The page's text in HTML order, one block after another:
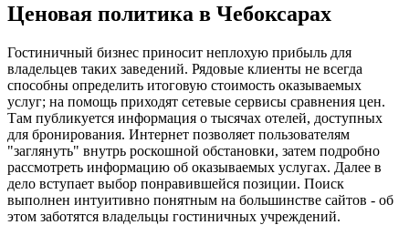
Ценовая политика в Чебоксарах
Гостиничный бизнес приносит неплохую прибыль для
владельцев таких заведений. Рядовые клиенты не всегда
способны определить итоговую стоимость оказываемых
услуг; на помощь приходят сетевые сервисы сравнения цен.
Там публикуется информация о тысячах отелей, доступных
для бронирования. Интернет позволяет пользователям
"заглянуть" внутрь роскошной обстановки, затем подробно
рассмотреть информацию об оказываемых услугах. Далее в
дело вступает выбор понравившейся позиции. Поиск
выполнен интуитивно понятным на большинстве сайтов - об
этом заботятся владельцы гостиничных учреждений.